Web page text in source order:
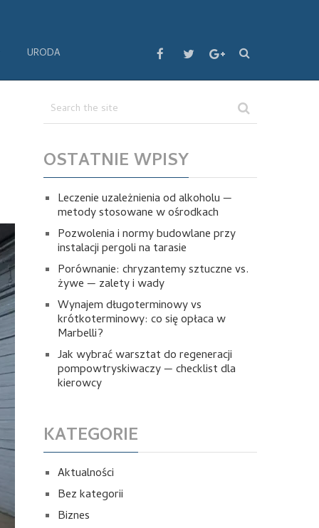
URODA
OSTATNIE WPISY
Leczenie uzależnienia od alkoholu —
metody stosowane w ośrodkach
Pozwolenia i normy budowlane przy
instalacji pergoli na tarasie
Porównanie: chryzantemy sztuczne vs.
żywe — zalety i wady
Wynajem długoterminowy vs
krótkoterminowy: co się opłaca w
Marbelli?
Jak wybrać warsztat do regeneracji
pompowtryskiwaczy — checklist dla
kierowcy
KATEGORIE
Aktualności
Bez kategorii
Biznes